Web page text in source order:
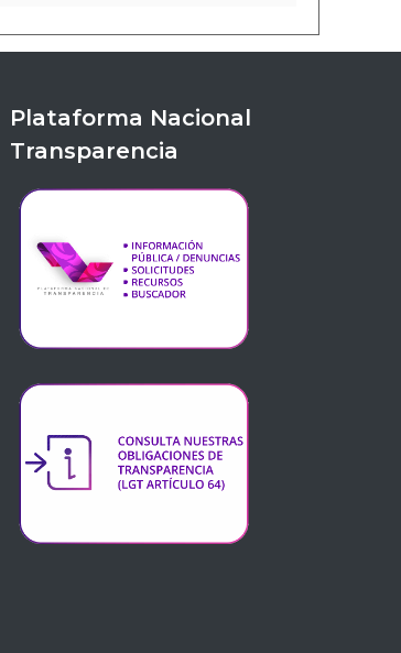
Plataforma Nacional
Transparencia